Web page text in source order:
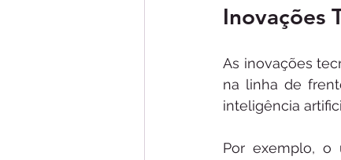
Inovações
As inovações
na linha de
inteligência
Por exemplo, o